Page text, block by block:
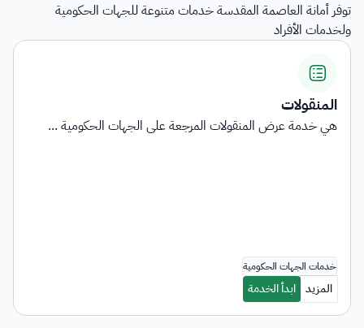
توفر أمانة العاصمة المقدسة خدمات متنوعة للجهات الحكومية
ولخدمات الأفراد
المنقولات
هي خدمة عرض المنقولات المرجعة على الجهات الحكومية ...